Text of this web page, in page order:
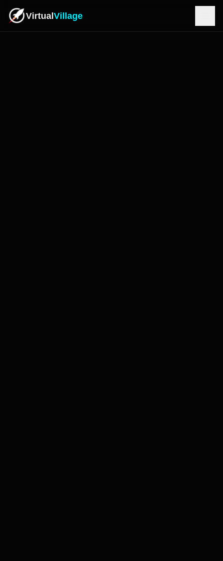
VirtualVillage